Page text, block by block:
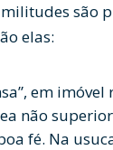
são
elas:
em
não
fé. Na